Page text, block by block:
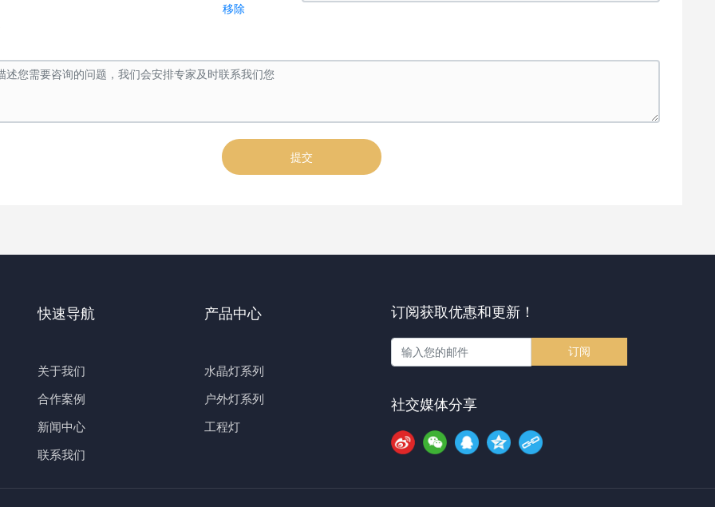
移除
提交
快速导航
关于我们
合作案例
新闻中心
联系我们
产品中心
水晶灯系列
户外灯系列
工程灯
订阅获取优惠和更新！
订阅
社交媒体分享